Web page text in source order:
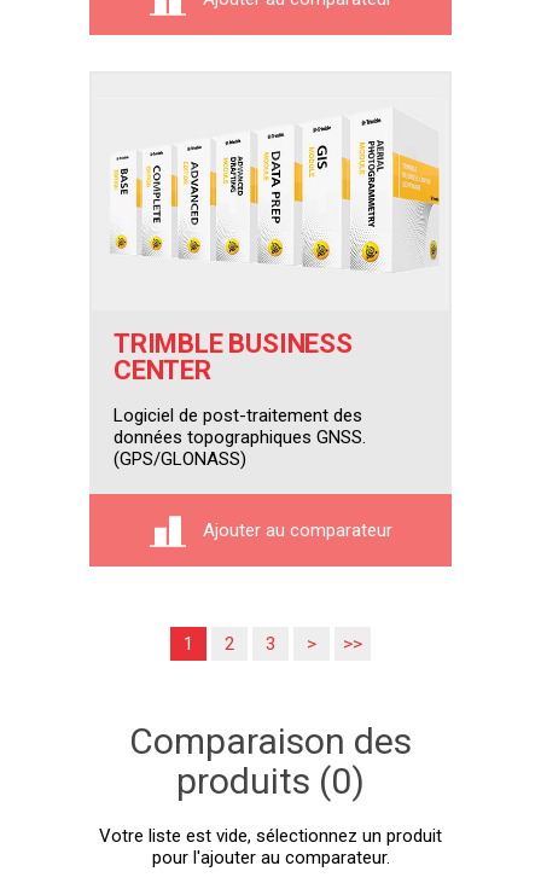
TRIMBLE BUSINESS
CENTER
Logiciel de post-traitement des
données topographiques GNSS.
(GPS/GLONASS)
Ajouter au comparateur
1 2 3 > >>
Comparaison des
produits (0)
Votre liste est vide, sélectionnez un produit
pour l'ajouter au comparateur.